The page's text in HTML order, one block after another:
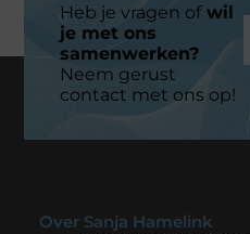
Heb je vragen ofwil
je met ons
samenwerken?
Neem gerust
contact met ons op!
Over Sanja Hamelink